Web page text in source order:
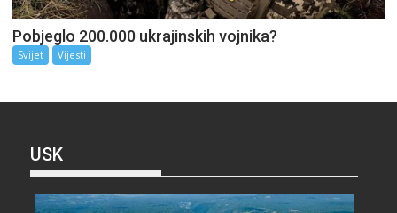
Pobjeglo 200.000 ukrajinskih vojnika?
Svijet Vijesti
USK